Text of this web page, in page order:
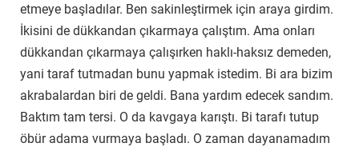
etmeye başladılar. Ben sakinleştirmek için araya girdim.
İkisini de dükkandan çıkarmaya çalıştım. Ama onları
dükkandan çıkarmaya çalışırken haklı-haksız demeden,
yani taraf tutmadan bunu yapmak istedim. Bi ara bizim
akrabalardan biri de geldi. Bana yardım edecek sandım.
Baktım tam tersi. O da kavgaya karıştı. Bi tarafı tutup
öbür adama vurmaya başladı. O zaman dayanamadım